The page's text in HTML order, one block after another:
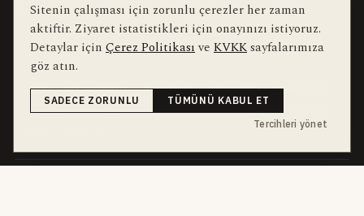
Editörler
Kullanım Şartları
YEREL ARANANLAR
İnegöl inegol-belediyesi alper-taban trafik-kazasi
İnegöl Haber
Güncel
Haberler bursa-buyuksehir-belediyesi Bursa
Sitenin çalışması için zorunlu çerezler her zaman
aktiftir. Ziyaret istatistikleri için onayınızı istiyoruz.
Detaylar için Çerez Politikasıve KVKKsayfalarımıza
göz atın.
SADECE ZORUNLU
TÜMÜNÜ KABUL ET
Tercihleri yönet